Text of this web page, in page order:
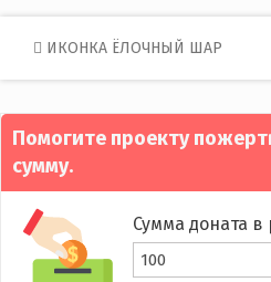
Post
navigation
ИКОНКА ЁЛОЧНЫЙ ШАР
Помогите проекту
сумму.
Сумма доната в